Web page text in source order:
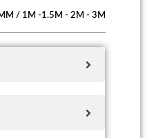
/ 1M -1.5M - 2M - 3M